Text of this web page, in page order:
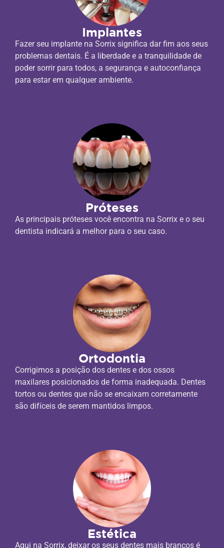
Implantes
Fazer seu implante na Sorrix significa dar fim aos seus
problemas dentais. É a liberdade e a tranquilidade de
poder sorrir para todos, a segurança e autoconfiança
para estar em qualquer ambiente.
Próteses
As principais próteses você encontra na Sorrix e o seu
dentista indicará a melhor para o seu caso.
Ortodontia
Corrigimos a posição dos dentes e dos ossos
maxilares posicionados de forma inadequada. Dentes
tortos ou dentes que não se encaixam corretamente
são difíceis de serem mantidos limpos.
Estética
Aqui na Sorrix, deixar os seus dentes mais brancos é